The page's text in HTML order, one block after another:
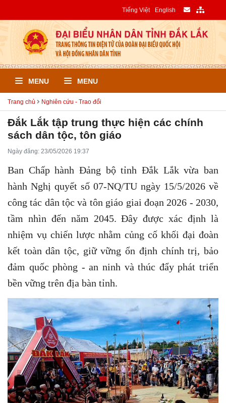
Tiếng Việt English
MENU MENU
Trang chủ Nghiên cứu - Trao đổi
Đắk Lắk tập trung thực hiện các chính
sách dân tộc, tôn giáo
Ngày đăng: 23/05/2026 19:37
Ban Chấp hành Đảng bộ tỉnh Đắk Lắk vừa ban
hành Nghị quyết số 07-NQ/TU ngày 15/5/2026 về
công tác dân tộc và tôn giáo giai đoạn 2026 - 2030,
tầm nhìn đến năm 2045. Đây được xác định là
nhiệm vụ chiến lược nhằm củng cố khối đại đoàn
kết toàn dân tộc, giữ vững ổn định chính trị, bảo
đảm quốc phòng - an ninh và thúc đẩy phát triển
bền vững trên địa bàn tỉnh.